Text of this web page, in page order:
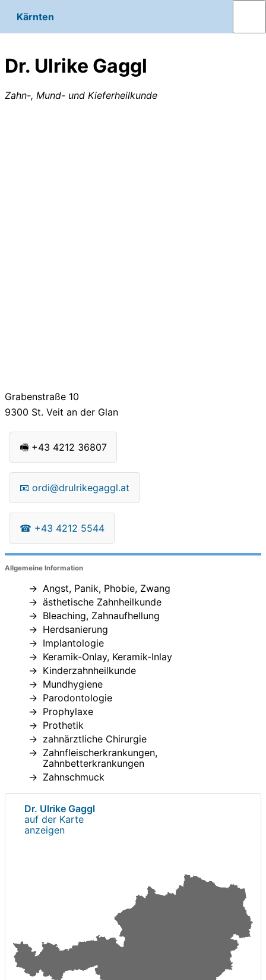
Kärnten
Dr. Ulrike Gaggl
Zahn-, Mund- und Kieferheilkunde
Grabenstraße 10
9300 St. Veit an der Glan
🖷 +43 4212 36807
📧 ordi@drulrikegaggl.at
☎ +43 4212 5544
Allgemeine Information
Angst, Panik, Phobie, Zwang
ästhetische Zahnheilkunde
Bleaching, Zahnaufhellung
Herdsanierung
Implantologie
Keramik-Onlay, Keramik-Inlay
Kinderzahnheilkunde
Mundhygiene
Parodontologie
Prophylaxe
Prothetik
zahnärztliche Chirurgie
Zahnfleischerkrankungen,
Zahnbetterkrankungen
Zahnschmuck
Dr. Ulrike Gaggl
auf der Karte
anzeigen